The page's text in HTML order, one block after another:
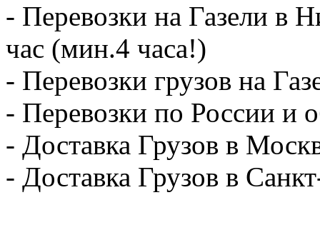
- Перевозки на Газели в
час (мин.4 часа!)
- Перевозки грузов на
- Перевозки по России и
- Доставка Грузов в
- Доставка Грузов в